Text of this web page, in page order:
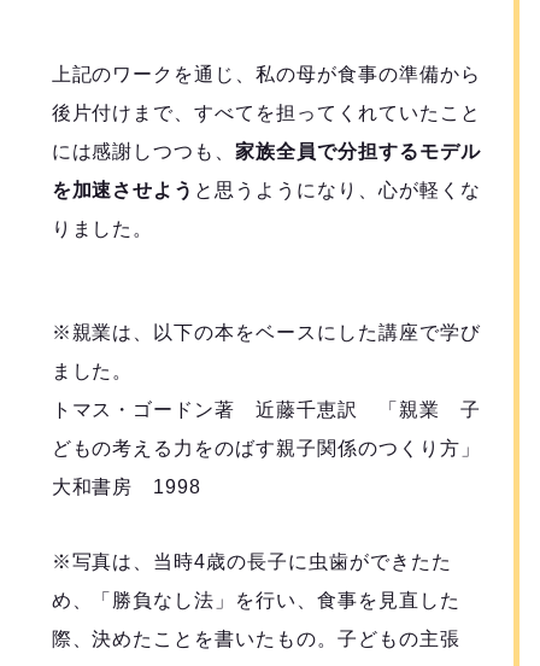
上記のワークを通じ、私の母が食事の準備から
後片付けまで、すべてを担ってくれていたこと
には感謝しつつも、家族全員で分担するモデル
を加速させよう と思うようになり、心が軽くな
りました。
※親業は、以下の本をベースにした講座で学び
ました。
トマス・ゴードン著 近藤千恵訳 「親業 子
どもの考える力をのばす親子関係のつくり方」
大和書房 1998
※写真は、当時4歳の長子に虫歯ができたた
め、「勝負なし法」を行い、食事を見直した
際、決めたことを書いたもの。子どもの主張